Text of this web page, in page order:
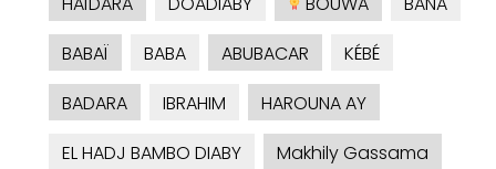
BABAÏ
BABA ABUBACAR
KÉBÉ
BADARA
IBRAHIM
HAROUNA AY
EL HADJ BAMBO DIABY
Makhily Gassama